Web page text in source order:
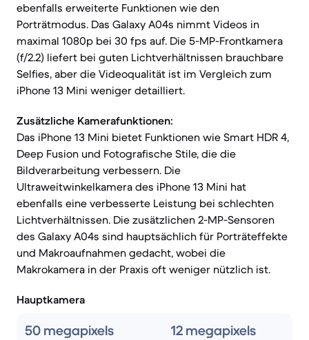
ebenfalls erweiterte Funktionen wie den
Porträtmodus. Das Galaxy A04s nimmt Videos in
maximal 1080p bei 30 fps auf. Die 5-MP-Frontkamera
(f/2.2) liefert bei guten Lichtverhältnissen brauchbare
Selfies, aber die Videoqualität ist im Vergleich zum
iPhone 13 Mini weniger detailliert.
Zusätzliche Kamerafunktionen:
Das iPhone 13 Mini bietet Funktionen wie Smart HDR 4,
Deep Fusion und Fotografische Stile, die die
Bildverarbeitung verbessern. Die
Ultraweitwinkelkamera des iPhone 13 Mini hat
ebenfalls eine verbesserte Leistung bei schlechten
Lichtverhältnissen. Die zusätzlichen 2-MP-Sensoren
des Galaxy A04s sind hauptsächlich für Porträteffekte
und Makroaufnahmen gedacht, wobei die
Makrokamera in der Praxis oft weniger nützlich ist.
Hauptkamera
50 megapixels 12 megapixels